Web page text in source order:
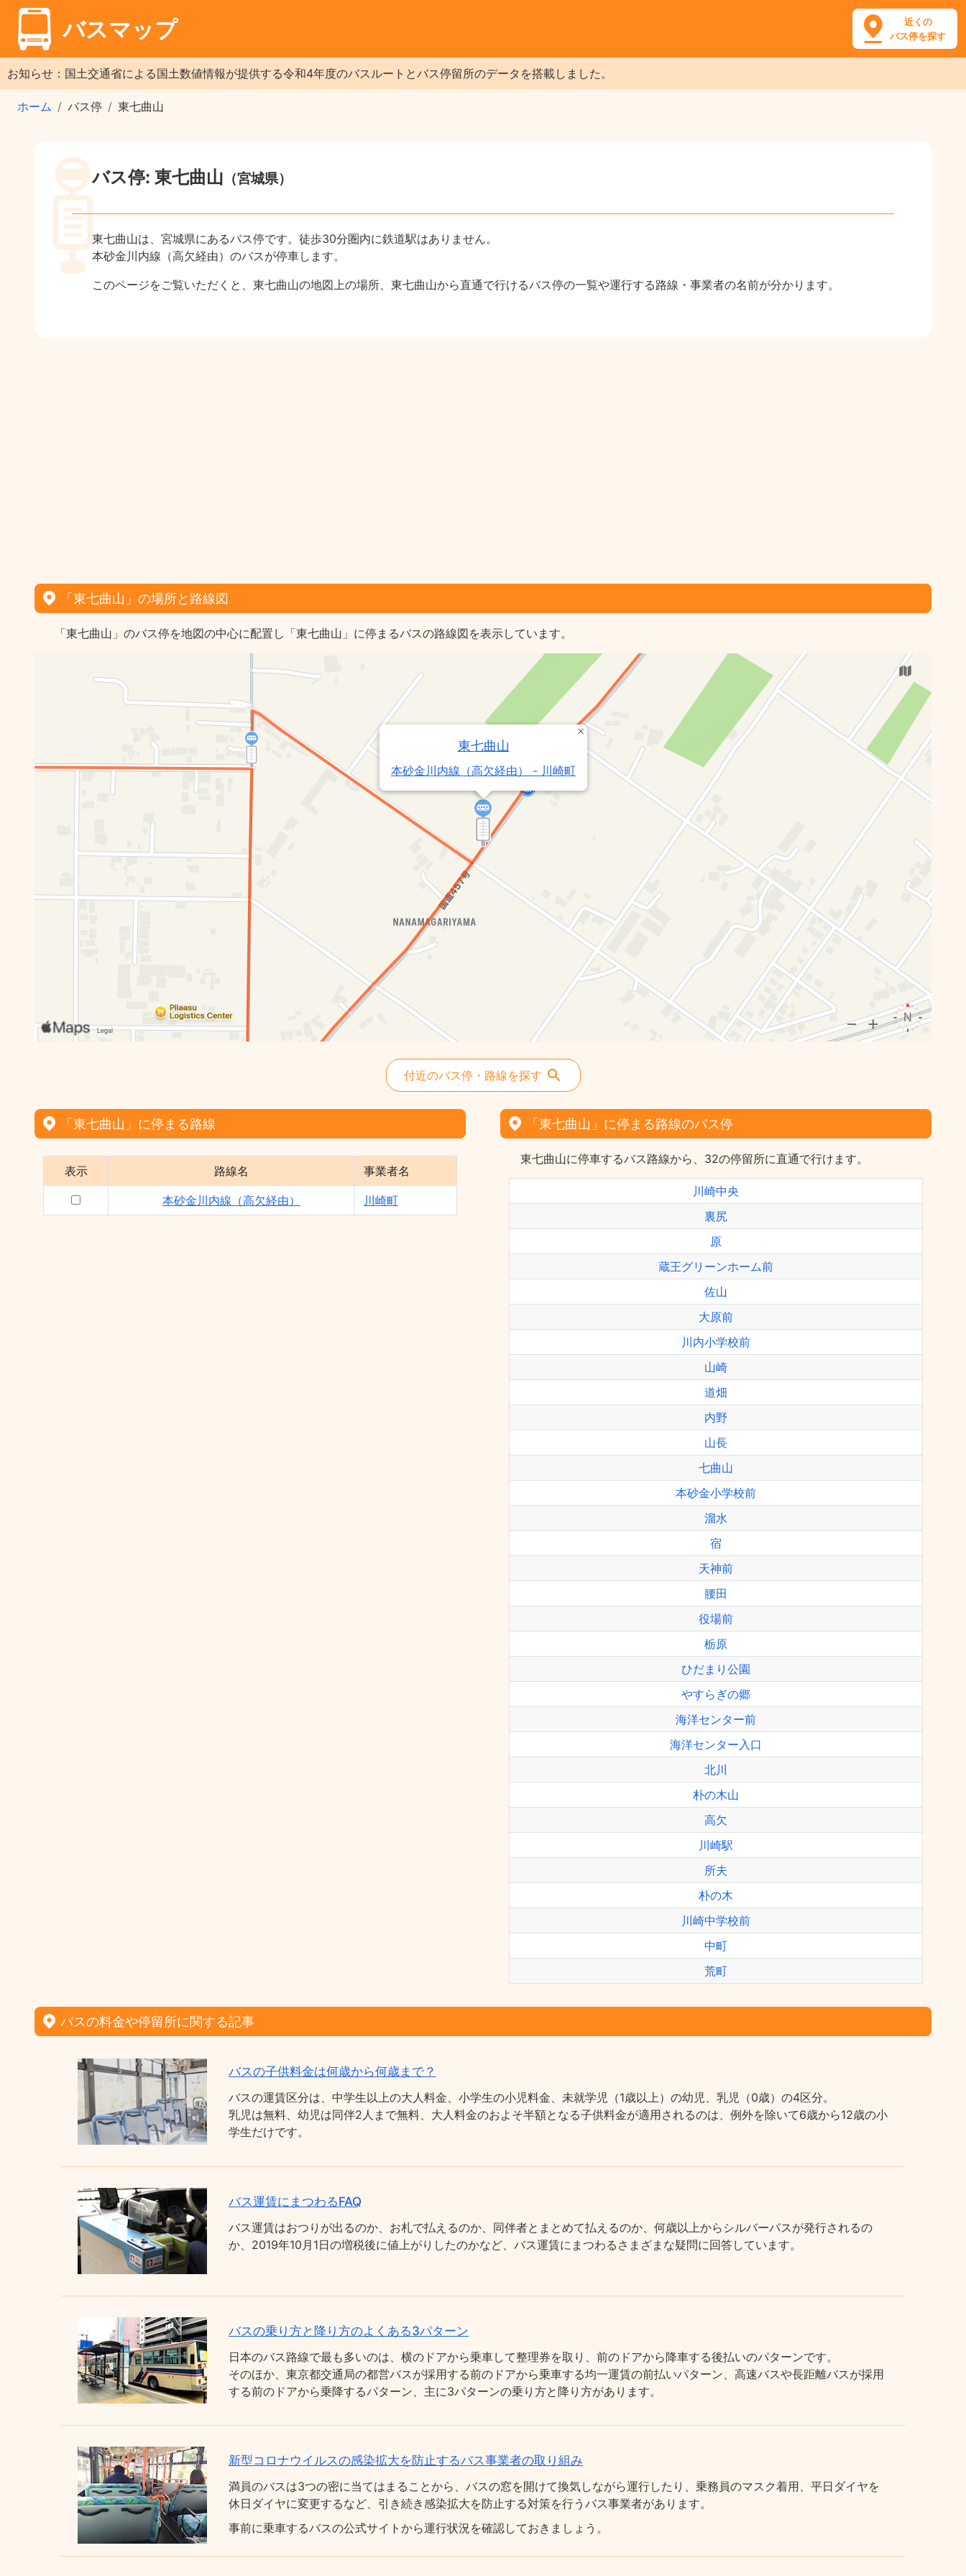
バスマップ
近くの
バス停を探す
お知らせ：国土交通省による国土数値情報が提供する令和4年度のバスルートとバス停留所のデータを搭載しました。
ホーム バス停 東七曲山
バス停: 東七曲山 （宮城県）
東七曲山は、宮城県にあるバス停です。徒歩30分圏内に鉄道駅はありません。
本砂金川内線（高欠経由）のバスが停車します。
このページをご覧いただくと、東七曲山の地図上の場所、東七曲山から直通で行けるバス停の一覧や運行する路線・事業者の名前が分かります。
「東七曲山」の場所と路線図
「東七曲山」のバス停を地図の中心に配置し「東七曲山」に停まるバスの路線図を表示しています。
東七曲山
本砂金川内線（高欠経由） - 川崎町
付近のバス停・路線を探す
「東七曲山」に停まる路線
表示 路線名 事業者名
本砂金川内線（高欠経由） 川崎町
「東七曲山」に停まる路線のバス停
東七曲山に停車するバス路線から、32の停留所に直通で行けます。
川崎中央
裏尻
原
蔵王グリーンホーム前
佐山
大原前
川内小学校前
山崎
道畑
内野
山長
七曲山
本砂金小学校前
溜水
宿
天神前
腰田
役場前
栃原
ひだまり公園
やすらぎの郷
海洋センター前
海洋センター入口
北川
朴の木山
高欠
川崎駅
所夫
朴の木
川崎中学校前
中町
荒町
バスの料金や停留所に関する記事
バスの子供料金は何歳から何歳まで？
バスの運賃区分は、中学生以上の大人料金、小学生の小児料金、未就学児（1歳以上）の幼児、乳児（0歳）の4区分。
乳児は無料、幼児は同伴2人まで無料、大人料金のおよそ半額となる子供料金が適用されるのは、例外を除いて6歳から12歳の小
学生だけです。
バス運賃にまつわるFAQ
バス運賃はおつりが出るのか、お札で払えるのか、同伴者とまとめて払えるのか、何歳以上からシルバーパスが発行されるの
か、2019年10月1日の増税後に値上がりしたのかなど、バス運賃にまつわるさまざまな疑問に回答しています。
バスの乗り方と降り方のよくある3パターン
日本のバス路線で最も多いのは、横のドアから乗車して整理券を取り、前のドアから降車する後払いのパターンです。
そのほか、東京都交通局の都営バスが採用する前のドアから乗車する均一運賃の前払いパターン、高速バスや長距離バスが採用
する前のドアから乗降するパターン、主に3パターンの乗り方と降り方があります。
新型コロナウイルスの感染拡大を防止するバス事業者の取り組み
満員のバスは3つの密に当てはまることから、バスの窓を開けて換気しながら運行したり、乗務員のマスク着用、平日ダイヤを
休日ダイヤに変更するなど、引き続き感染拡大を防止する対策を行うバス事業者があります。
事前に乗車するバスの公式サイトから運行状況を確認しておきましょう。